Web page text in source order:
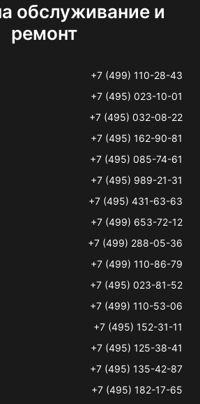
обслуживание и
ремонт
+7 (499) 110-28-43
+7 (495) 023-10-01
+7 (495) 032-08-22
+7 (495) 162-90-81
+7 (495) 085-74-61
+7 (495) 989-21-31
+7 (495) 431-63-63
+7 (499) 653-72-12
+7 (499) 288-05-36
+7 (499) 110-86-79
+7 (495) 023-81-52
+7 (499) 110-53-06
+7 (495) 152-31-11
+7 (495) 125-38-41
+7 (495) 135-42-87
+7 (495) 182-17-65